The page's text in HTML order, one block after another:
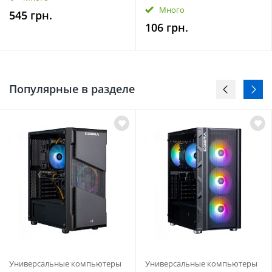
545 грн.
Много
106 грн.
Популярные в разделе
Универсальные компьютеры
Универсальные компьютеры